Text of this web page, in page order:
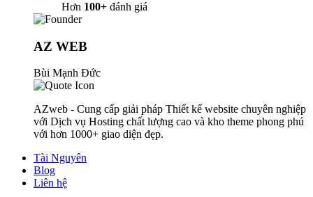
Hơn 100+ đánh giá
AZ WEB
Bùi Mạnh Đức
AZweb - Cung cấp giải pháp Thiết kế website chuyên nghiệp
với Dịch vụ Hosting chất lượng cao và kho theme phong phú
với hơn 1000+ giao diện đẹp.
Tài Nguyên
Blog
Liên hệ